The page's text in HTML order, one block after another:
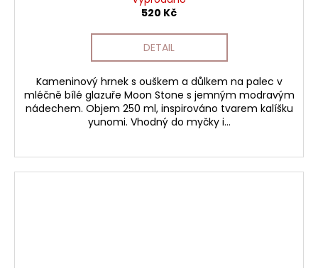
520 Kč
DETAIL
Kameninový hrnek s ouškem a důlkem na palec v
mléčně bílé glazuře Moon Stone s jemným modravým
nádechem. Objem 250 ml, inspirováno tvarem kalíšku
yunomi. Vhodný do myčky i...